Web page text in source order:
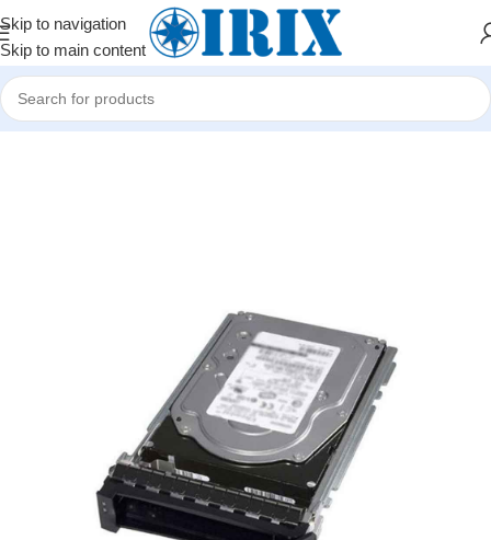
Skip to navigation
Skip to main content
Home/Shop/Kompüter hissələri